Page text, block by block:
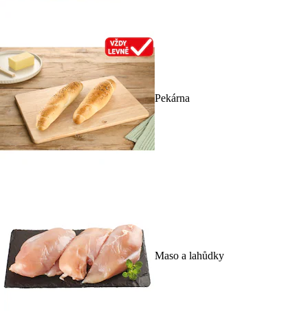
Pekárna
Maso a lahůdky